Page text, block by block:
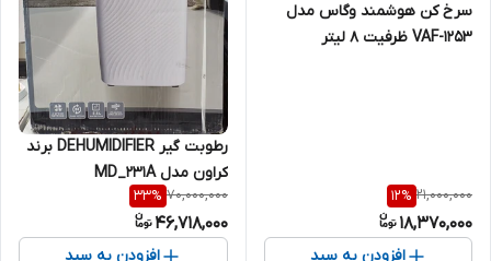
سرخ کن هوشمند وگاس مدل
VAF-1253 ظرفیت ۸ لیتر
21,000,000
12%
18,370,000
افزودن به سبد
رطوبت گیر DEHUMIDIFIER برند
کراون مدل MD_231A
70,000,000
33%
46,718,000
افزودن به سبد